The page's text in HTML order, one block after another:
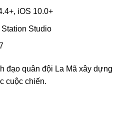
iOS 10.0+
Station Studio
đạo quân đội La Mã xây dựng
cuộc chiến.